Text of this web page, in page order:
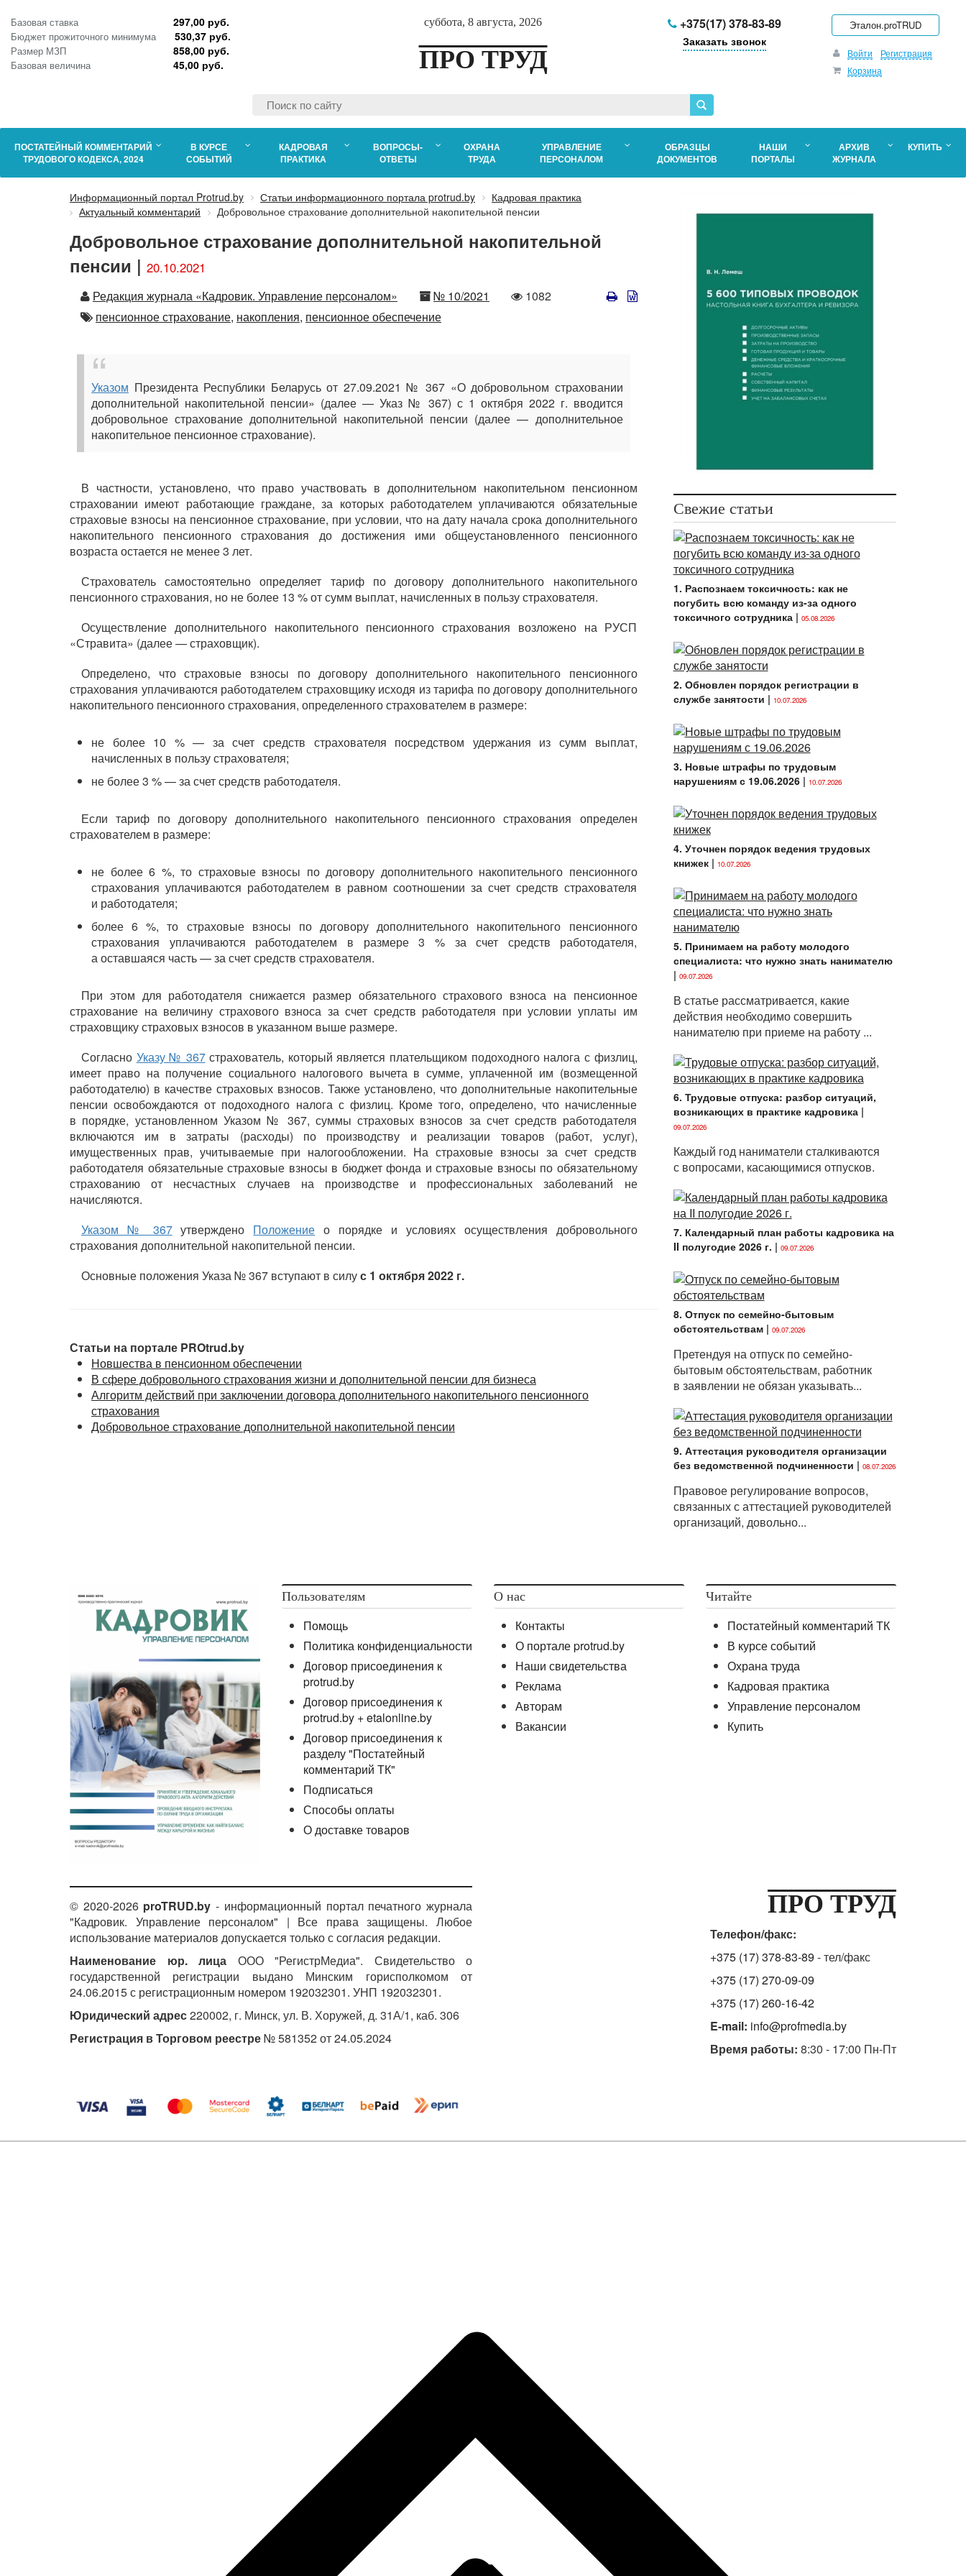
Базовая ставка 297,00 руб.
Бюджет прожиточного минимума 530,37 руб.
Размер МЗП 858,00 руб.
Базовая величина 45,00 руб.
суббота, 8 августа, 2026
ПРО ТРУД
+375(17) 378-83-89
Заказать звонок
Эталон.proTRUD
Войти
Регистрация
Корзина
ПОСТАТЕЙНЫЙ КОММЕНТАРИЙ
ТРУДОВОГО КОДЕКСА, 2024
В КУРСЕ
СОБЫТИЙ
КАДРОВАЯ
ПРАКТИКА
ВОПРОСЫ-
ОТВЕТЫ
ОХРАНА
ТРУДА
УПРАВЛЕНИЕ
ПЕРСОНАЛОМ
ОБРАЗЦЫ
ДОКУМЕНТОВ
НАШИ
ПОРТАЛЫ
АРХИВ
ЖУРНАЛА
КУПИТЬ
Информационный портал Protrud.by Статьи информационного портала protrud.by
Кадровая практика
Актуальный комментарий
Добровольное страхование дополнительной накопительной пенсии
Добровольное страхование дополнительной накопительной
пенсии | 20.10.2021
Автор
Редакция журнала «Кадровик. Управление персоналом» Номер
№ 10/2021
Количество
1082
Автор
пенсионное страхование, накопления, пенсионное обеспечение
Указом Президента Республики Беларусь от 27.09.2021 № 367 «О добровольном страховании
дополнительной накопительной пенсии» (далее — Указ № 367) с 1 октября 2022 г. вводится
добровольное страхование дополнительной накопительной пенсии (далее — дополнительное
накопительное пенсионное страхование).
В частности, установлено, что право участвовать в дополнительном накопительном пенсионном
страховании имеют работающие граждане, за которых работодателем уплачиваются обязательные
страховые взносы на пенсионное страхование, при условии, что на дату начала срока дополнительного
накопительного пенсионного страхования до достижения ими общеустановленного пенсионного
возраста остается не менее 3 лет.
Страхователь самостоятельно определяет тариф по договору дополнительного накопительного
пенсионного страхования, но не более 13 % от сумм выплат, начисленных в пользу страхователя.
Осуществление дополнительного накопительного пенсионного страхования возложено на РУСП
«Стравита» (далее — страховщик).
Определено, что страховые взносы по договору дополнительного накопительного пенсионного
страхования уплачиваются работодателем страховщику исходя из тарифа по договору дополнительного
накопительного пенсионного страхования, определенного страхователем в размере:
не более 10 % — за счет средств страхователя посредством удержания из сумм выплат,
начисленных в пользу страхователя;
не более 3 % — за счет средств работодателя.
Если тариф по договору дополнительного накопительного пенсионного страхования определен
страхователем в размере:
не более 6 %, то страховые взносы по договору дополнительного накопительного пенсионного
страхования уплачиваются работодателем в равном соотношении за счет средств страхователя
и работодателя;
более 6 %, то страховые взносы по договору дополнительного накопительного пенсионного
страхования уплачиваются работодателем в размере 3 % за счет средств работодателя,
а оставшаяся часть — за счет средств страхователя.
При этом для работодателя снижается размер обязательного страхового взноса на пенсионное
страхование на величину страхового взноса за счет средств работодателя при условии уплаты им
страховщику страховых взносов в указанном выше размере.
Согласно Указу № 367страхователь, который является плательщиком подоходного налога с физлиц,
имеет право на получение социального налогового вычета в сумме, уплаченной им (возмещенной
работодателю) в качестве страховых взносов. Также установлено, что дополнительные накопительные
пенсии освобождаются от подоходного налога с физлиц. Кроме того, определено, что начисленные
в порядке, установленном Указом № 367, суммы страховых взносов за счет средств работодателя
включаются им в затраты (расходы) по производству и реализации товаров (работ, услуг),
имущественных прав, учитываемые при налогообложении. На страховые взносы за счет средств
работодателя обязательные страховые взносы в бюджет фонда и страховые взносы по обязательному
страхованию от несчастных случаев на производстве и профессиональных заболеваний не
начисляются.
Указом № 367утверждено Положение о порядке и условиях осуществления добровольного
страхования дополнительной накопительной пенсии.
Основные положения Указа № 367 вступают в силус 1 октября 2022 г.
Статьи на портале PROtrud.by
Новшества в пенсионном обеспечении
В сфере добровольного страхования жизни и дополнительной пенсии для бизнеса
Алгоритм действий при заключении договора дополнительного накопительного пенсионного
страхования
Добровольное страхование дополнительной накопительной пенсии
Свежие статьи
1. Распознаем токсичность: как не
погубить всю команду из-за одного
токсичного сотрудника| 05.08.2026
2. Обновлен порядок регистрации в
службе занятости | 10.07.2026
3. Новые штрафы по трудовым
нарушениям с 19.06.2026| 10.07.2026
4. Уточнен порядок ведения трудовых
книжек| 10.07.2026
5. Принимаем на работу молодого
специалиста: что нужно знать нанимателю
| 09.07.2026
В статье рассматривается, какие
действия необходимо совершить
нанимателю при приеме на работу ...
6. Трудовые отпуска: разбор ситуаций,
возникающих в практике кадровика|
09.07.2026
Каждый год наниматели сталкиваются
с вопросами, касающимися отпусков.
7. Календарный план работы кадровика на
II полугодие 2026 г. | 09.07.2026
8. Отпуск по семейно-бытовым
обстоятельствам| 09.07.2026
Претендуя на отпуск по семейно-
бытовым обстоятельствам, работник
в заявлении не обязан указывать...
9. Аттестация руководителя организации
без ведомственной подчиненности | 08.07.2026
Правовое регулирование вопросов,
связанных с аттестацией руководителей
организаций, довольно...
Пользователям
Помощь
Политика конфиденциальности
Договор присоединения к
protrud.by
Договор присоединения к
protrud.by + etalonline.by
Договор присоединения к
разделу "Постатейный
комментарий ТК"
Подписаться
Способы оплаты
О доставке товаров
О нас
Контакты
О портале protrud.by
Наши свидетельства
Реклама
Авторам
Вакансии
Читайте
Постатейный комментарий ТК
В курсе событий
Охрана труда
Кадровая практика
Управление персоналом
Купить
© 2020-2026 proTRUD.by - информационный портал печатного журнала
"Кадровик. Управление персоналом" | Все права защищены. Любое
использование материалов допускается только с согласия редакции.
Наименование юр. лица ООО "РегистрМедиа". Свидетельство о
государственной регистрации выдано Минским горисполкомом от
24.06.2015 с регистрационным номером 192032301. УНП 192032301.
Юридический адрес220002, г. Минск, ул. В. Хоружей, д. 31А/1, каб. 306
Регистрация в Торговом реестре№ 581352 от 24.05.2024
ПРО ТРУД
Телефон/факс:
+375 (17) 378-83-89 - тел/факс
+375 (17) 270-09-09
+375 (17) 260-16-42
E-mail: info@profmedia.by
Время работы: 8:30 - 17:00 Пн-Пт